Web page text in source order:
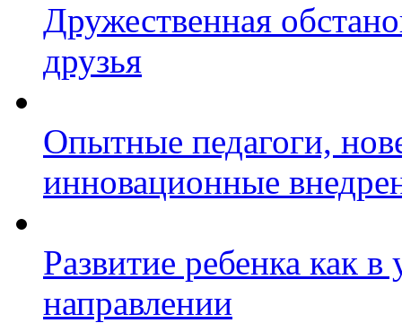
Дружественная
друзья
Опытные педагоги,
инновационные
Развитие ребенка как
направлении